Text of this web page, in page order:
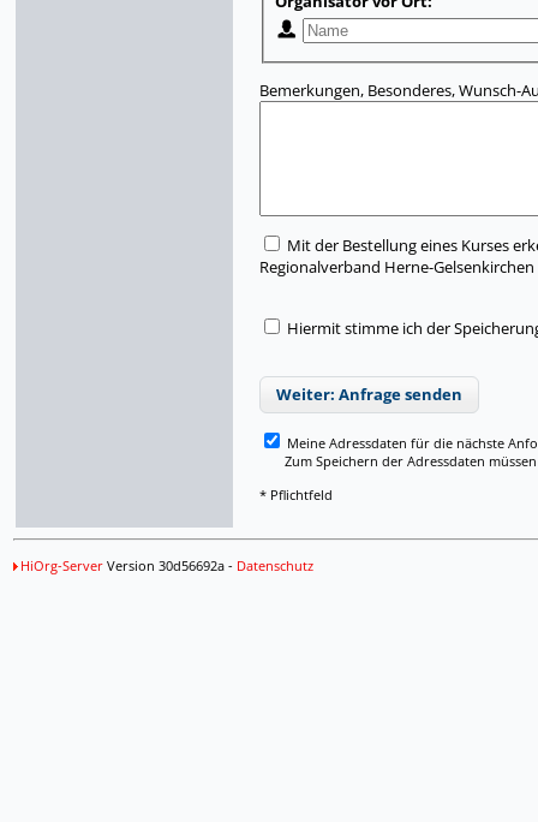
Bemerkungen, Besonderes, Wunsch-
Mit der Bestellung eines Kurses
Regionalverband Herne-Gelsenkirchen
Hiermit stimme ich der
Weiter: Anfrage senden
Meine Adressdaten für die nächste
Zum Speichern der Adressdaten müssen
* Pflichtfeld
HiOrg-ServerVersion 30d56692a - Datenschutz